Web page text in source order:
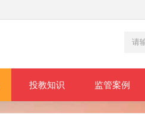
投教知识 监管案例